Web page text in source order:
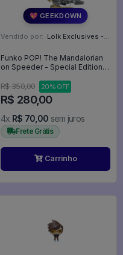
💖 GEEKDOWN
Vendido por: Lolk Exclusives - SP
Funko POP! The Mandalorian
on Speeder - Special Edition -
#579
R$ 350,00 20% OFF
R$ 280,00
4x R$ 70,00 sem juros
Frete Grátis
Carrinho